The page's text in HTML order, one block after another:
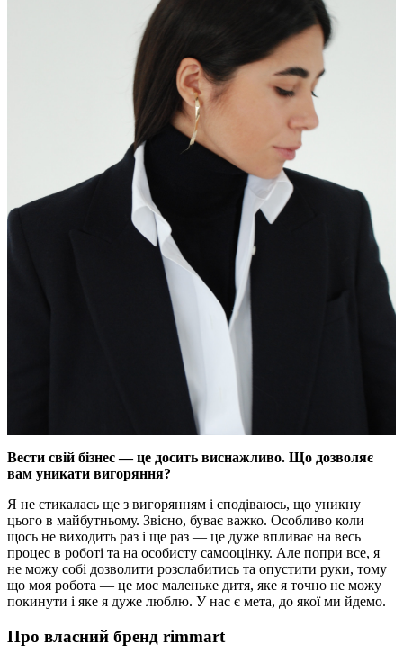
Вести свій бізнес — це досить виснажливо. Що дозволяє
вам уникати вигоряння?
Я не стикалась ще з вигорянням і сподіваюсь, що уникну
цього в майбутньому. Звісно, буває важко. Особливо коли
щось не виходить раз і ще раз — це дуже впливає на весь
процес в роботі та на особисту самооцінку. Але попри все, я
не можу собі дозволити розслабитись та опустити руки, тому
що моя робота — це моє маленьке дитя, яке я точно не можу
покинути і яке я дуже люблю. У нас є мета, до якої ми йдемо.
Про власний бренд rimmart